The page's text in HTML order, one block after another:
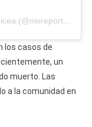
Una publicación compartida por Niover Licea (@nioreportandouncrimen)
los casos de
un
muerto. Las
a la comunidad en